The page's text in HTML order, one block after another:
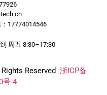
17774014546
周五 8:30–17:30
Reserved 浙ICP备
号-4